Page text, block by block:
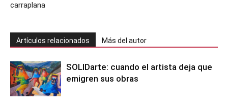
carraplana
Artículos relacionados Más del autor
SOLIDarte: cuando el artista deja que
emigren sus obras